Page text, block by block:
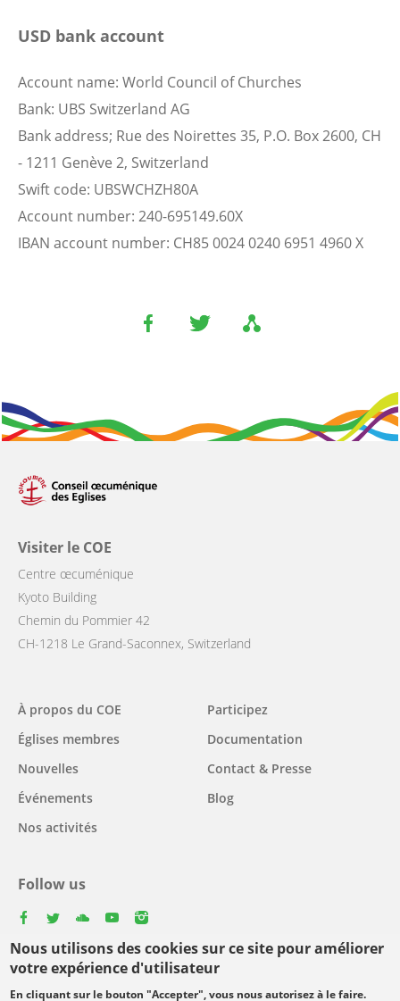
Nous utilisons des cookies sur ce site pour améliorer
votre expérience d'utilisateur
En cliquant sur le bouton "Accepter", vous nous autorisez à le faire.
USD bank account
Account name: World Council of Churches
Bank: UBS Switzerland AG
Bank address; Rue des Noirettes 35, P.O. Box 2600, CH
- 1211 Genève 2, Switzerland
Swift code: UBSWCHZH80A
Account number: 240-695149.60X
IBAN account number: CH85 0024 0240 6951 4960 X
Visiter le COE
Centre œcuménique
Kyoto Building
Chemin du Pommier 42
CH-1218 Le Grand-Saconnex, Switzerland
Main
navigation
À propos du COE
Églises membres
Nouvelles
Événements
Nos activités
Participez
Documentation
Contact & Presse
Blog
Follow us
Select
your